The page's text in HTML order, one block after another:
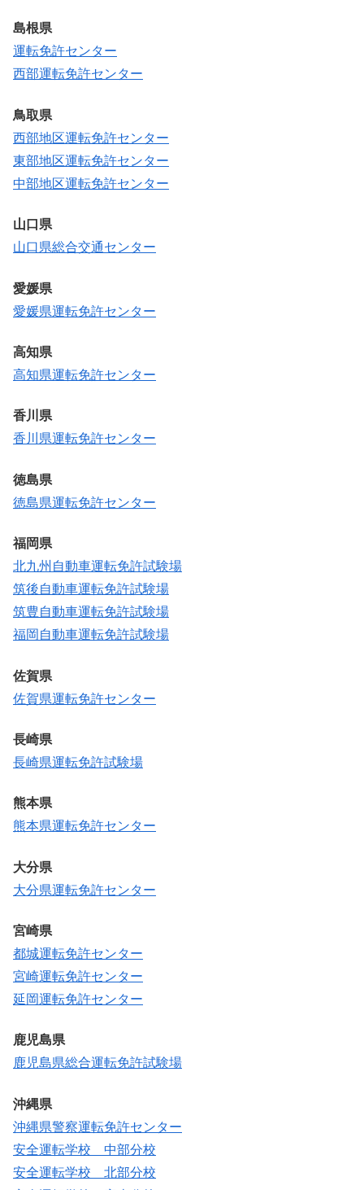
島根県
運転免許センター
西部運転免許センター
鳥取県
西部地区運転免許センター
東部地区運転免許センター
中部地区運転免許センター
山口県
山口県総合交通センター
愛媛県
愛媛県運転免許センター
高知県
高知県運転免許センター
香川県
香川県運転免許センター
徳島県
徳島県運転免許センター
福岡県
北九州自動車運転免許試験場
筑後自動車運転免許試験場
筑豊自動車運転免許試験場
福岡自動車運転免許試験場
佐賀県
佐賀県運転免許センター
長崎県
長崎県運転免許試験場
熊本県
熊本県運転免許センター
大分県
大分県運転免許センター
宮崎県
都城運転免許センター
宮崎運転免許センター
延岡運転免許センター
鹿児島県
鹿児島県総合運転免許試験場
沖縄県
沖縄県警察運転免許センター
安全運転学校 中部分校
安全運転学校 北部分校